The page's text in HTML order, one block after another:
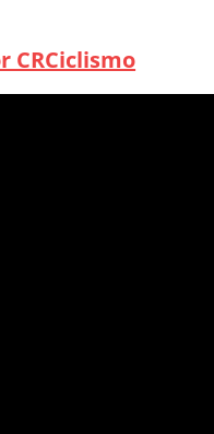
CRCiclismo